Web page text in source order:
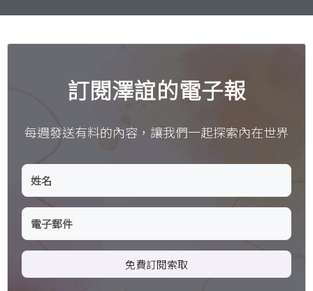
訂閱澤誼的電子報
每週發送有料的內容，讓我們一起探索內在世界
免費訂閱索取